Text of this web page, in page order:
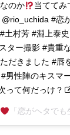
のか
当ててみ
#恋
土村芳 #淵上泰
ター撮影 #貴重
だきました #唇
男性陣のキスマ
って何だっけ？
「恋がヘタでも生きてます」さ